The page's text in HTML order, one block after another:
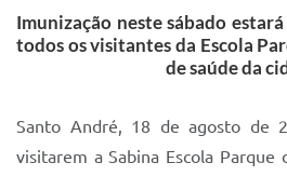
IPTU 2025
Lista de Comorbidades
Imunização neste sábado
todos os visitantes da Escola
de saúde da
Santo André, 18 de agosto de
visitarem a Sabina Escola Parque